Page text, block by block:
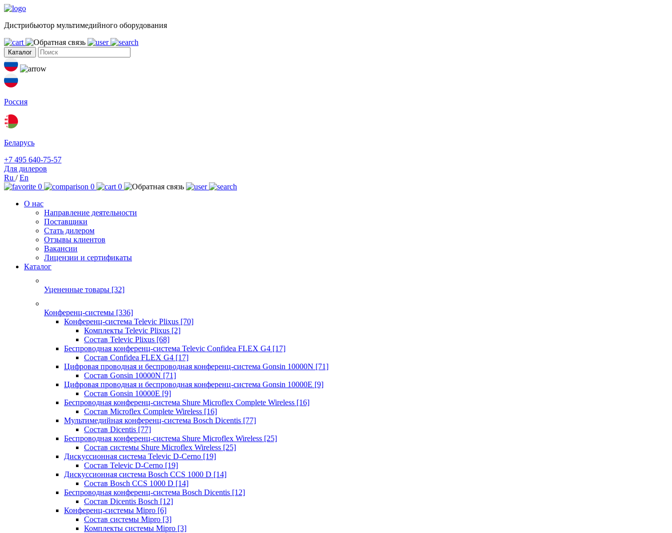
Дистрибьютор мультимедийного оборудования
Каталог
Россия
Беларусь
+7 495 640-75-57
Для дилеров
Ru /En
0
0
0
О нас
Направление деятельности
Поставщики
Стать дилером
Отзывы клиентов
Вакансии
Лицензии и сертификаты
Каталог
Уцененные товары [32]
Конференц-системы [336]
Конференц-система Televic Plixus [70]
Комплекты Televic Plixus [2]
Состав Televic Plixus [68]
Беспроводная конференц-система Televic Confidea FLEX G4 [17]
Состав Confidea FLEX G4 [17]
Цифровая проводная и беспроводная конференц-система Gonsin 10000N [71]
Состав Gonsin 10000N [71]
Цифровая проводная и беспроводная конференц-система Gonsin 10000E [9]
Состав Gonsin 10000E [9]
Беспроводная конференц-система Shure Microflex Complete Wireless [16]
Состав Microflex Complete Wireless [16]
Мультимедийная конференц-система Bosch Dicentis [77]
Состав Dicentis [77]
Беспроводная конференц-система Shure Microflex Wireless [25]
Состав системы Shure Microflex Wireless [25]
Дискуссионная система Televic D-Cerno [19]
Состав Televic D-Cerno [19]
Дискуссионная система Bosch CCS 1000 D [14]
Состав Bosch CCS 1000 D [14]
Беспроводная конференц-система Bosch Dicentis [12]
Состав Dicentis Bosch [12]
Конференц-системы Mipro [6]
Состав системы Mipro [3]
Комплекты системы Mipro [3]